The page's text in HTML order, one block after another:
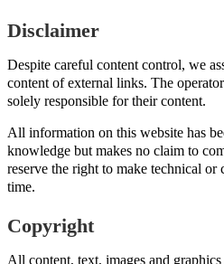
Disclaimer
Despite careful content control, we
content of external links. The
solely responsible for their content.
All information on this website has
knowledge but makes no claim to
reserve the right to make technical or
time.
Copyright
All content, text, images and